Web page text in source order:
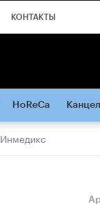
КОНТАКТЫ
HoReCa